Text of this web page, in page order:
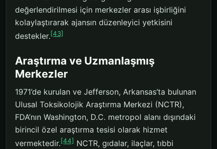
değerlendirilmesi için merkezler arası işbirliğini
kolaylaştırarak ajansın düzenleyici yetkisini
destekler.[43]
Araştırma ve Uzmanlaşmış
Merkezler
1971’de kurulan ve Jefferson, Arkansas’ta bulunan
Ulusal Toksikolojik Araştırma Merkezi (NCTR),
FDA’nın Washington, D.C. metropol alanı dışındaki
birincil özel araştırma tesisi olarak hizmet
vermektedir.[44] NCTR, gıdalar, ilaçlar, tıbbi